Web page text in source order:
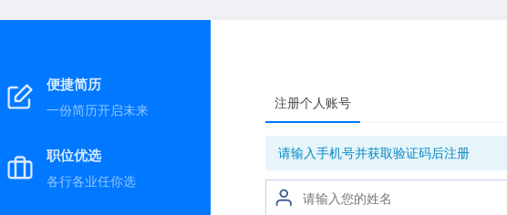
便捷简历
一份简历开启未来
职位优选
各行各业任你选
注册个人账号
请输入手机号并获取验证码后注册